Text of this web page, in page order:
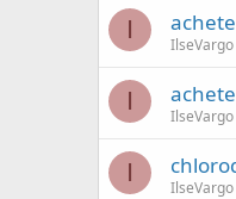
I
IlseVargo
I
IlseVargo
I
IlseVargo